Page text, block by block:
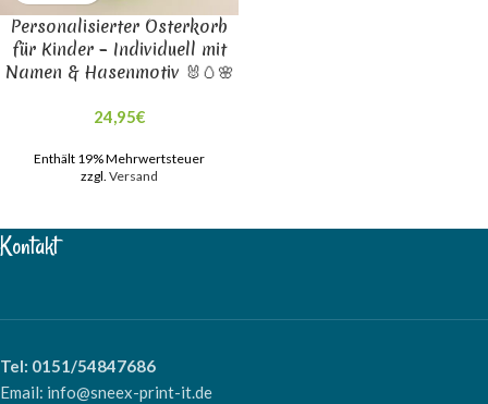
Personalisierter Osterkorb
für Kinder – Individuell mit
Namen & Hasenmotiv 🐰🥚🌸
24,95€
Enthält 19% Mehrwertsteuer
zzgl. Versand
Kontakt
Tel: 0151/54847686
Email: info@sneex-print-it.de